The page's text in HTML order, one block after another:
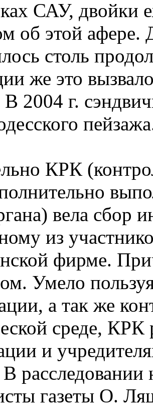
САУ, двойки
об этой
столь
же это
В 2004 г.
КРК
вела сбор
из
фирме.
Умело
а так же
среде,
и
расследовании
газеты О.